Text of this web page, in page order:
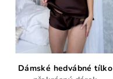
Dámské hedvábné tílko